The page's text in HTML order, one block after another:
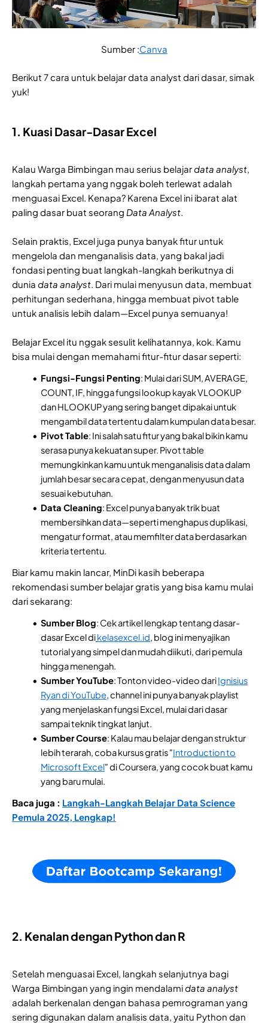
Sumber :Canva
Berikut 7 cara untuk belajar data analyst dari dasar, simak
yuk!
1. Kuasi Dasar-Dasar Excel
Kalau Warga Bimbingan mau serius belajardata analyst,
langkah pertama yang nggak boleh terlewat adalah
menguasai Excel. Kenapa? Karena Excel ini ibarat alat
paling dasar buat seorang Data Analyst.
Selain praktis, Excel juga punya banyak fitur untuk
mengelola dan menganalisis data, yang bakal jadi
fondasi penting buat langkah-langkah berikutnya di
dunia data analyst. Dari mulai menyusun data, membuat
perhitungan sederhana, hingga membuat pivot table
untuk analisis lebih dalam—Excel punya semuanya!
Belajar Excel itu nggak sesulit kelihatannya, kok. Kamu
bisa mulai dengan memahami fitur-fitur dasar seperti:
Fungsi-Fungsi Penting: Mulai dari SUM, AVERAGE,
COUNT, IF, hingga fungsi lookup kayak VLOOKUP
dan HLOOKUP yang sering banget dipakai untuk
mengambil data tertentu dalam kumpulan data besar.
Pivot Table: Ini salah satu fitur yang bakal bikin kamu
serasa punya kekuatan super. Pivot table
memungkinkan kamu untuk menganalisis data dalam
jumlah besar secara cepat, dengan menyusun data
sesuai kebutuhan.
Data Cleaning: Excel punya banyak trik buat
membersihkan data—seperti menghapus duplikasi,
mengatur format, atau memfilter data berdasarkan
kriteria tertentu.
Biar kamu makin lancar, MinDi kasih beberapa
rekomendasi sumber belajar gratis yang bisa kamu mulai
dari sekarang:
Sumber Blog: Cek artikel lengkap tentang dasar-
dasar Excel dikelasexcel.id, blog ini menyajikan
tutorial yang simpel dan mudah diikuti, dari pemula
hingga menengah.
Sumber YouTube: Tonton video-video dariIgnisius
Ryan di YouTube, channel ini punya banyak playlist
yang menjelaskan fungsi Excel, mulai dari dasar
sampai teknik tingkat lanjut.
Sumber Course: Kalau mau belajar dengan struktur
lebih terarah, coba kursus gratis "Introduction to
Microsoft Excel" di Coursera, yang cocok buat kamu
yang baru mulai.
Baca juga : Langkah-Langkah Belajar Data Science
Pemula 2025, Lengkap!
2. Kenalan dengan Python dan R
Setelah menguasai Excel, langkah selanjutnya bagi
Warga Bimbingan yang ingin mendalamidata analyst
adalah berkenalan dengan bahasa pemrograman yang
sering digunakan dalam analisis data, yaitu Python dan